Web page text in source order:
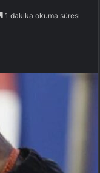
1 dakika okuma süresi